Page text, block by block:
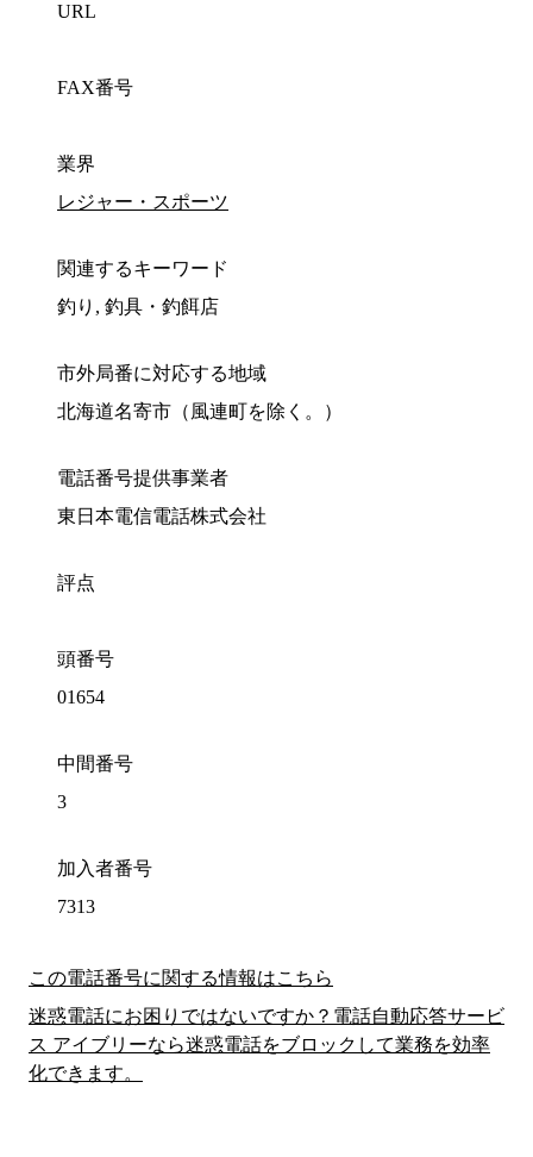
URL
FAX番号
業界
レジャー・スポーツ
関連するキーワード
釣り, 釣具・釣餌店
市外局番に対応する地域
北海道名寄市（風連町を除く。）
電話番号提供事業者
東日本電信電話株式会社
評点
頭番号
01654
中間番号
3
加入者番号
7313
この電話番号に関する情報はこちら
迷惑電話にお困りではないですか？電話自動応答サービ
ス アイブリーなら迷惑電話をブロックして業務を効率
化できます。